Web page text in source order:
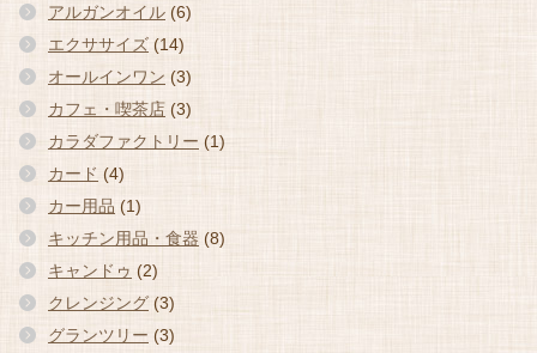
アルガンオイル (6)
エクササイズ (14)
オールインワン (3)
カフェ・喫茶店 (3)
カラダファクトリー (1)
カード (4)
カー用品 (1)
キッチン用品・食器 (8)
キャンドゥ (2)
クレンジング (3)
グランツリー (3)